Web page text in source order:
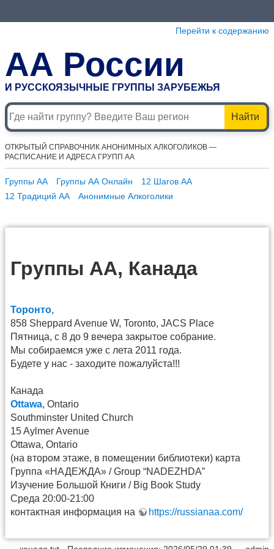
Перейти к содержанию
АА России
И РУССКОЯЗЫЧНЫЕ ГРУППЫ ЗАРУБЕЖЬЯ
Найти
ОТКРЫТЫЙ СПРАВОЧНИК АНОНИМНЫХ АЛКОГОЛИКОВ —
РАСПИСАНИЕ И АДРЕСА ГРУПП АА
Группы АА Группы АА Онлайн
12 Шагов АА
12 Традиций АА
Анонимные Алкоголики
Группы АА, Канада
Торонто,
858 Sheppard Avenue W, Toronto, JACS Place
Пятница, с 8 до 9 вечера закрытое собрание.
Мы собираемся уже с лета 2011 года.
Будете у нас - заходите пожалуйста!!!
Канада
Ottawa, Ontario
Southminster United Church
15 Aylmer Avenue
Ottawa, Ontario
(на втором этаже, в помещении библиотеки) карта
Группа «НАДЕЖДА» / Group “NADEZHDA”
Изучение Большой Книги / Big Book Study
Среда 20:00-21:00
контактная информация на
https://russianaa.com/